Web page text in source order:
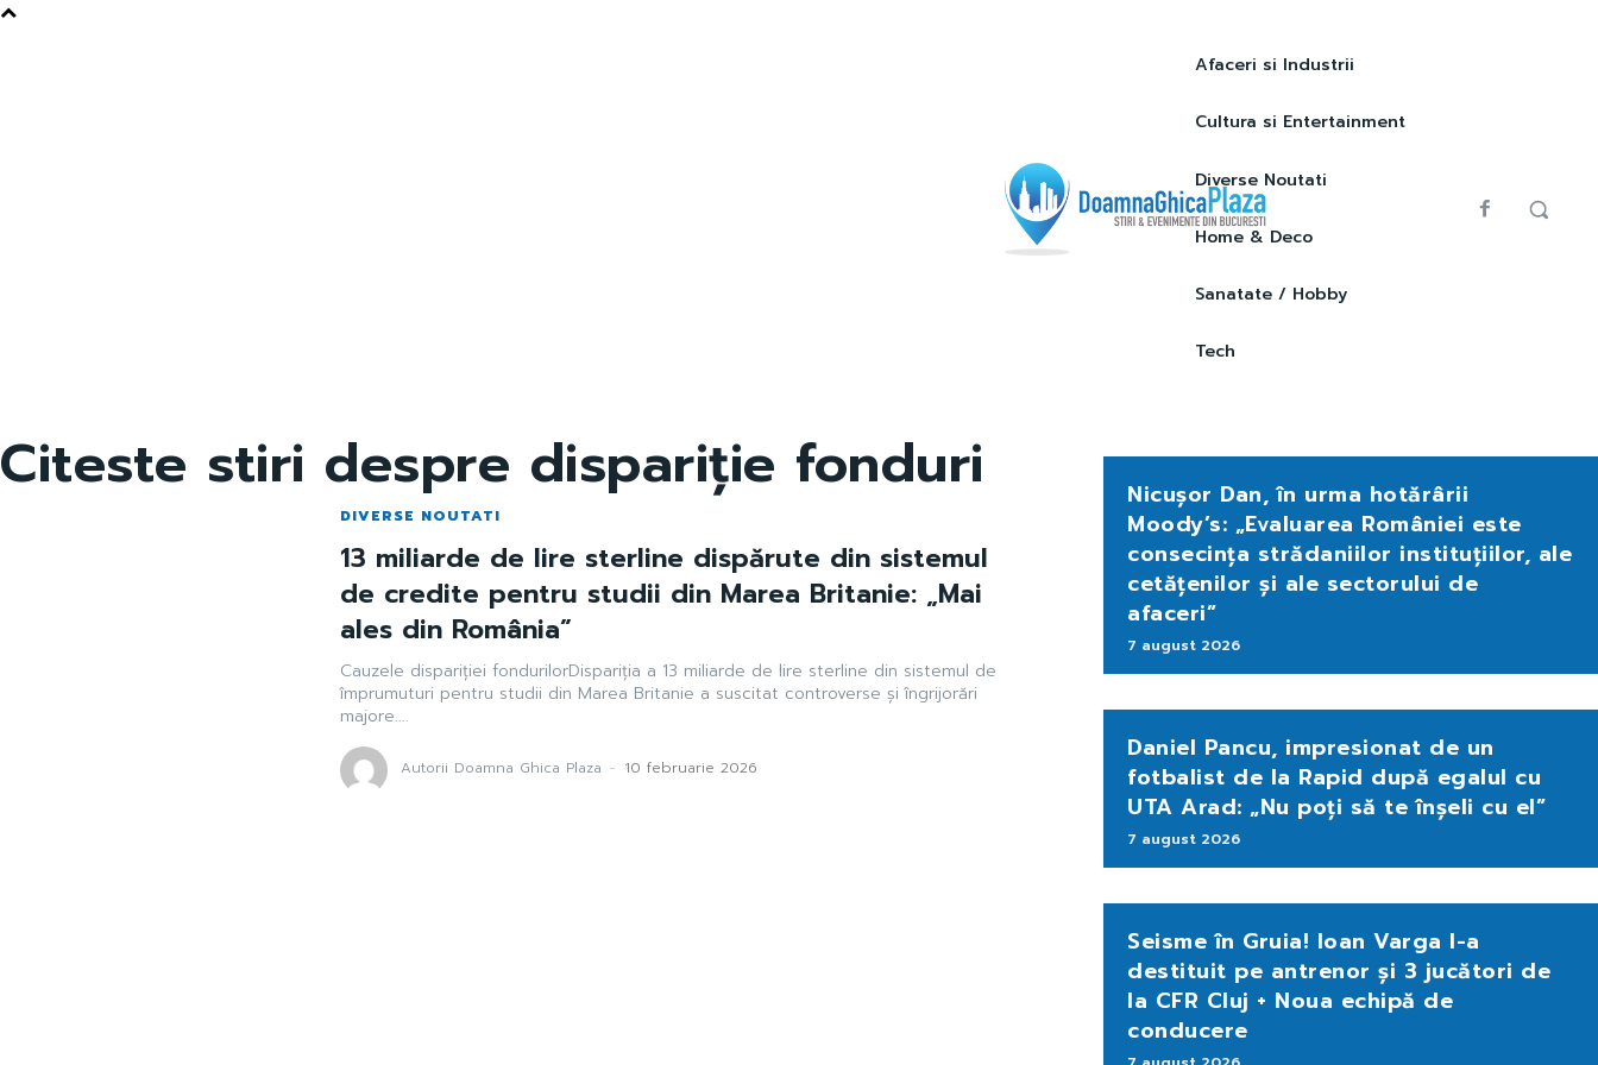
Afaceri si Industrii
Cultura si Entertainment
Diverse Noutati
Home & Deco
Sanatate / Hobby
Tech
Citeste stiri despre dispariție fonduri
DIVERSE NOUTATI
13 miliarde de lire sterline dispărute din sistemul
de credite pentru studii din Marea Britanie: „Mai
ales din România”
Cauzele dispariției fondurilorDispariția a 13 miliarde de lire sterline din sistemul de
împrumuturi pentru studii din Marea Britanie a suscitat controverse și îngrijorări
majore....
Autorii Doamna Ghica Plaza - 10 februarie 2026
Nicușor Dan, în urma hotărârii
Moody’s: „Evaluarea României este
consecința strădaniilor instituțiilor, ale
cetățenilor și ale sectorului de
afaceri”
7 august 2026
Daniel Pancu, impresionat de un
fotbalist de la Rapid după egalul cu
UTA Arad: „Nu poți să te înșeli cu el”
7 august 2026
Seisme în Gruia! Ioan Varga l-a
destituit pe antrenor și 3 jucători de
la CFR Cluj + Noua echipă de
conducere